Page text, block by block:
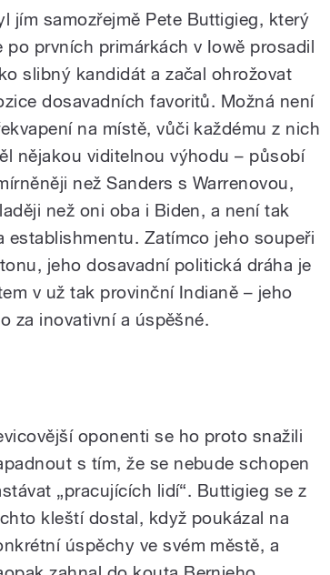
jím samozřejmě Pete Buttigieg, který
po prvních primárkách v Iowě prosadil
slibný kandidát a začal ohrožovat
dosavadních favoritů. Možná není
na místě, vůči každému z nich
nějakou viditelnou výhodu – působí
než Sanders s Warrenovou,
než oni oba i Biden, a není tak
establishmentu. Zatímco jeho soupeři
jeho dosavadní politická dráha je
v už tak provinční Indianě – jeho
za inovativní a úspěšné.
oponenti se ho proto snažili
s tím, že se nebude schopen
„pracujících lidí“. Buttigieg se z
kleští dostal, když poukázal na
úspěchy ve svém městě, a